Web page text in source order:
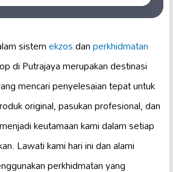
sistemekzosdanperkhidmatan
di Putrajaya merupakan destinasi
mencari penyelesaian tepat untuk
original, pasukan profesional, dan
keutamaan kami dalam setiap
Lawati kami hari ini dan alami
perkhidmatan yang